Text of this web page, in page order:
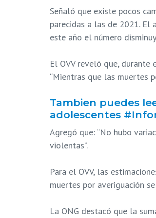
Señaló que existe pocos
parecidas a las de 2021. El
este año el número
El OVV reveló que,
“Mientras que las muertes
Tambien puedes
adolescentes
Agregó que: “No hubo
violentas”.
Para el OVV, las
muertes por averiguación
La ONG destacó que la